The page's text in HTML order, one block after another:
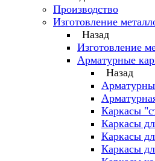
Производство
Изготовление
Назад
Изготовление
Арматурные
Назад
Каркасы
Каркасы
Каркасы
Каркасы